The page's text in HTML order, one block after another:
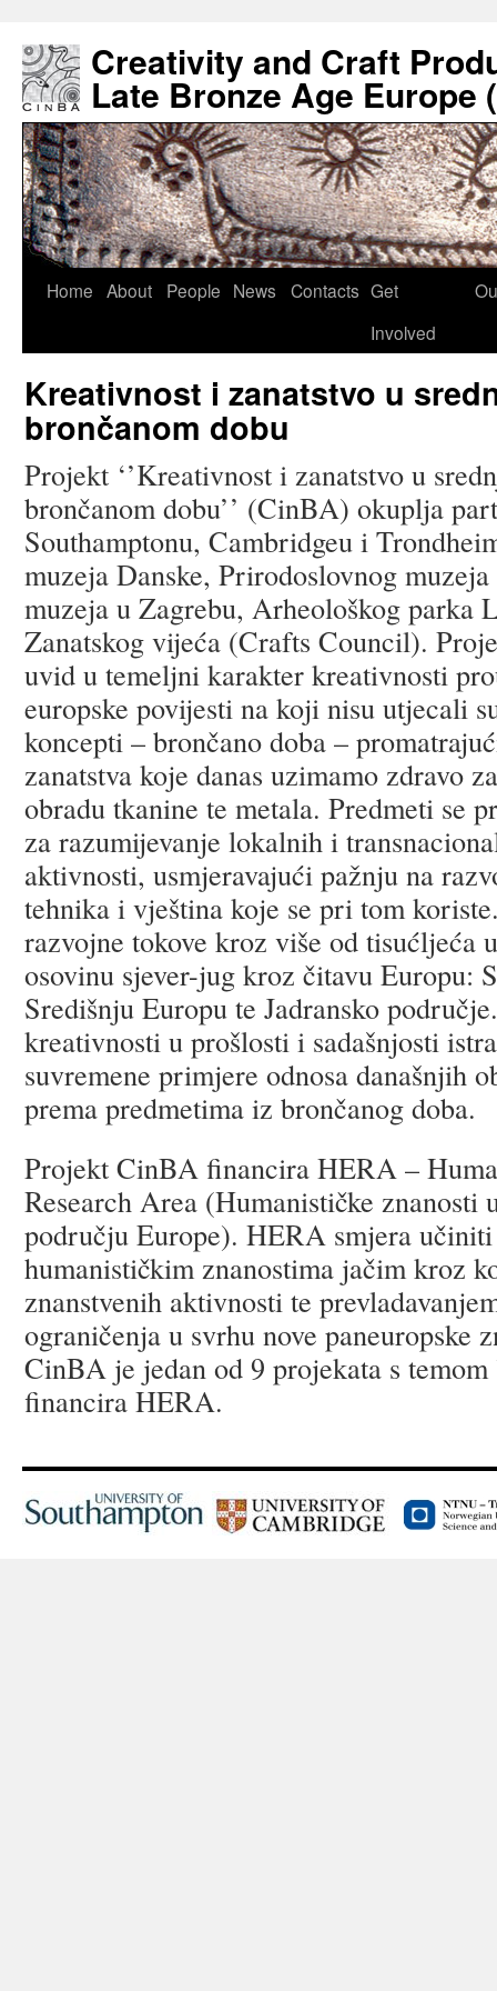
Creativity and Craft
Late Bronze Age Europe
Home About People News Contacts Get
Involved
Kreativnost i zanatstvo u
brončanom dobu
Projekt ‘’Kreativnost i zanatstvo u
brončanom dobu’’ (CinBA) okuplja
Southamptonu, Cambridgeu i
muzeja Danske, Prirodoslovnog
muzeja u Zagrebu, Arheološkog parka
Zanatskog vijeća (Crafts Council).
uvid u temeljni karakter kreativnosti
europske povijesti na koji nisu utjecali
koncepti – brončano doba –
zanatstva koje danas uzimamo zdravo
obradu tkanine te metala. Predmeti se
za razumijevanje lokalnih i
aktivnosti, usmjeravajući pažnju na
tehnika i vještina koje se pri tom
razvojne tokove kroz više od tisućljeća
osovinu sjever-jug kroz čitavu Europu:
Središnju Europu te Jadransko
kreativnosti u prošlosti i sadašnjosti
suvremene primjere odnosa današnjih
prema predmetima iz brončanog doba.
Projekt CinBA financira HERA –
Research Area (Humanističke znanosti
području Europe). HERA smjera
humanističkim znanostima jačim kroz
znanstvenih aktivnosti te
ograničenja u svrhu nove paneuropske
CinBA je jedan od 9 projekata s
financira HERA.